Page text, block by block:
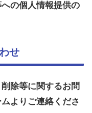
の個人情報提供の
せ
除等に関するお問
よりご連絡くださ